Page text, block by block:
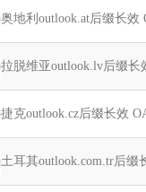
奥地利outlook.at后缀长
拉脱维亚outlook.lv后缀
捷克outlook.cz后缀长效
土耳其outlook.com.tr后